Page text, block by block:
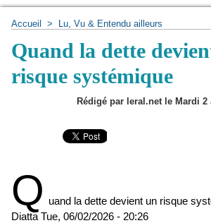
Accueil > Lu, Vu & Entendu ailleurs
Quand la dette
risque systémique
Rédigé par leral.net le Mardi 2
Q uand la dette devient un risque
Diatta Tue, 06/02/2026 - 20:26